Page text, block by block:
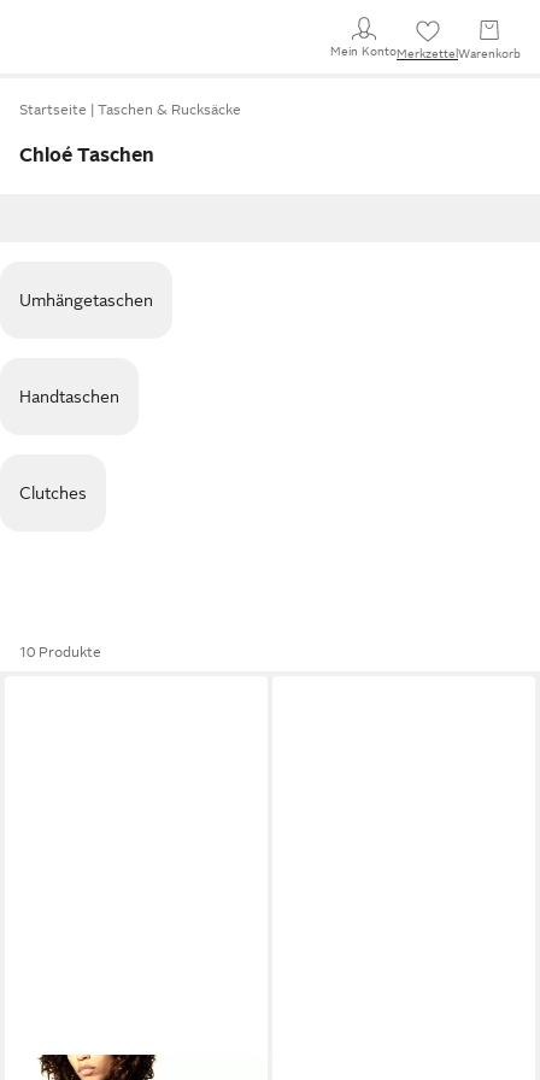
Mein KontoMerkzettel Warenkorb
Startseite Taschen & Rucksäcke
Chloé Taschen
Umhängetaschen
Handtaschen
Clutches
10 Produkte